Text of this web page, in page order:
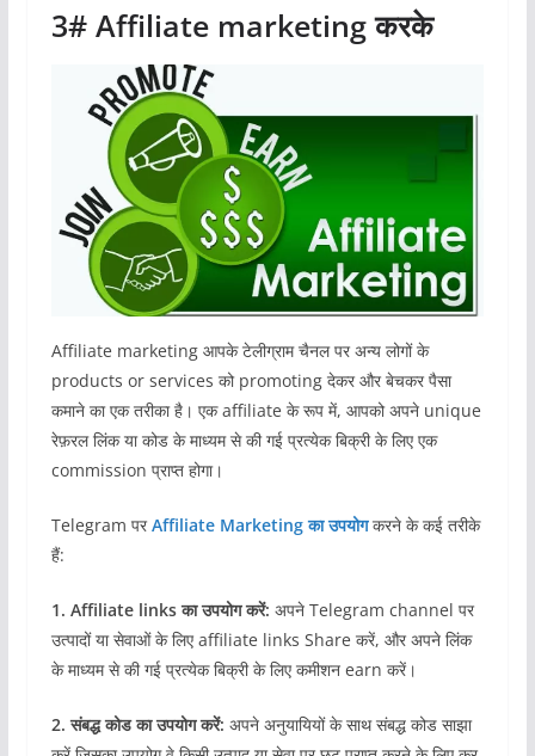
3# Affiliate marketing करके
Affiliate marketing आपके टेलीग्राम चैनल पर अन्य लोगों के
products or services को promoting देकर और बेचकर पैसा
कमाने का एक तरीका है। एक affiliate के रूप में, आपको अपने unique
रेफ़रल लिंक या कोड के माध्यम से की गई प्रत्येक बिक्री के लिए एक
commission प्राप्त होगा।
Telegram परAffiliate Marketing का उपयोगकरने के कई तरीके
हैं:
1. Affiliate links का उपयोग करें: अपने Telegram channel पर
उत्पादों या सेवाओं के लिए affiliate links Share करें, और अपने लिंक
के माध्यम से की गई प्रत्येक बिक्री के लिए कमीशन earn करें।
2. संबद्ध कोड का उपयोग करें: अपने अनुयायियों के साथ संबद्ध कोड साझा